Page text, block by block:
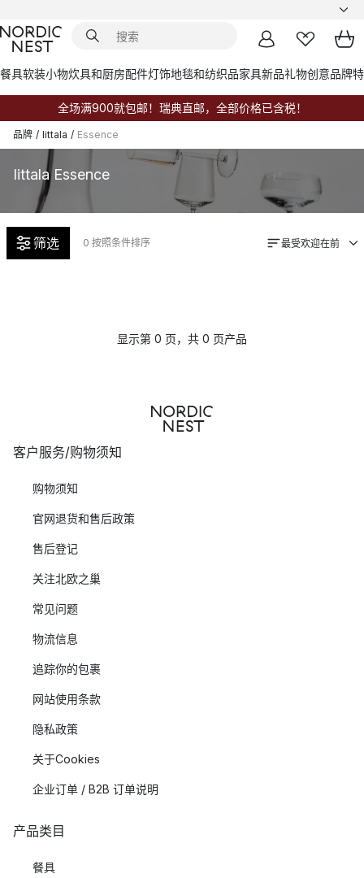
餐具软装小物炊具和厨房配件灯饰地毯和纺织品家具新品礼物创意品牌
全场满900就包邮！瑞典直邮，全部价格已含税！
品牌 / Iittala / Essence
Iittala Essence
筛选 0 按照条件排序 最受欢迎在前
显示第 0 页，共 0 页产品
客户服务/购物须知
购物须知
官网退货和售后政策
售后登记
关注北欧之巢
常见问题
物流信息
追踪你的包裹
网站使用条款
隐私政策
关于Cookies
企业订单 / B2B 订单说明
产品类目
餐具